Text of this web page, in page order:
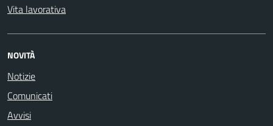
Vita lavorativa
NOVITÀ
Notizie
Comunicati
Avvisi